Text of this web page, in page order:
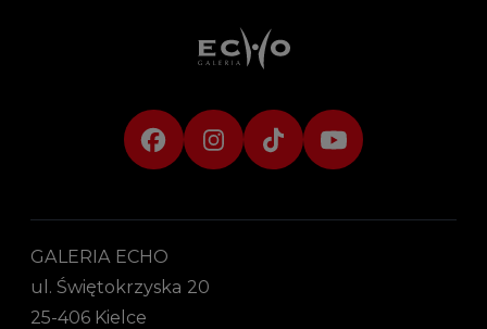
GALERIA ECHO
ul. Świętokrzyska 20
25-406 Kielce